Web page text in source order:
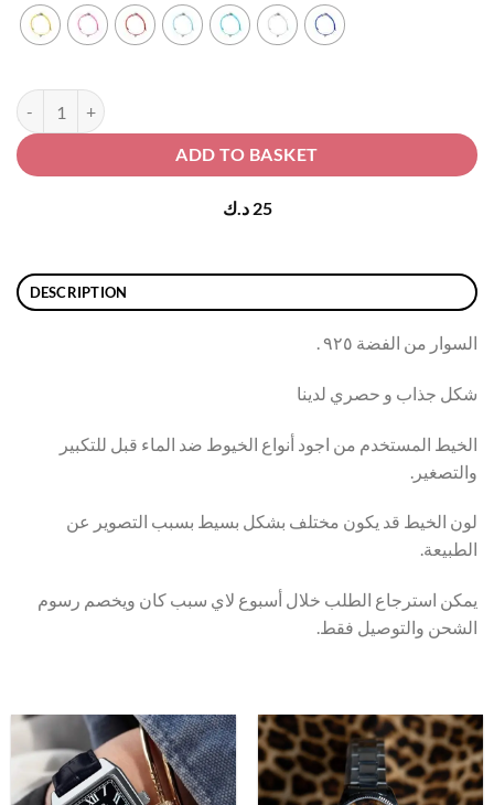
ADD TO BASKET
25 د.ك
DESCRIPTION
السوار من الفضة ٩٢٥ .
شكل جذاب و حصري لدينا
الخيط المستخدم من اجود أنواع الخيوط ضد الماء قبل للتكبير
والتصغير.
لون الخيط قد يكون مختلف بشكل بسيط بسبب التصوير عن
الطبيعة.
يمكن استرجاع الطلب خلال أسبوع لاي سبب كان ويخصم رسوم
الشحن والتوصيل فقط.